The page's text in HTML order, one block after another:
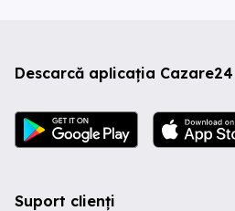
Descarcă aplicația Cazare24
Suport clienți